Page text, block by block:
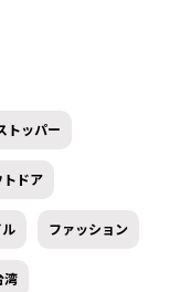
トッパー
トドア
ファッション
湾